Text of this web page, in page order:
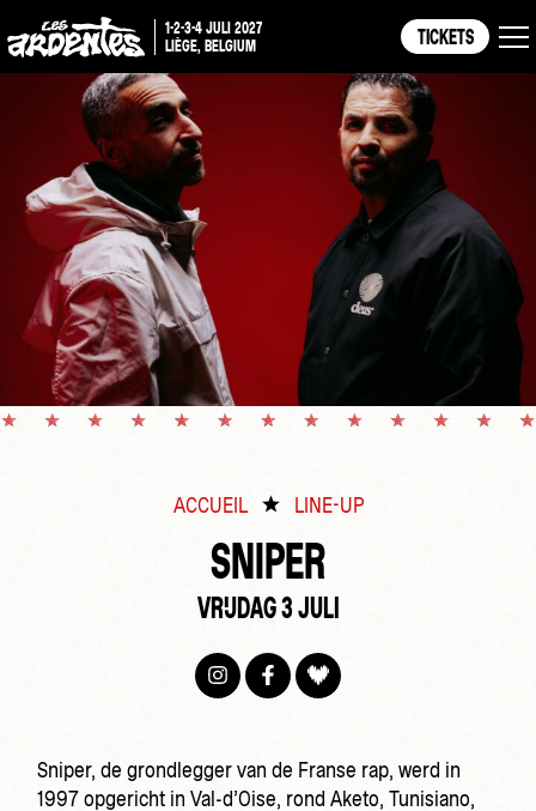
1-2-3-4 JULI 2027
LIÈGE, BELGIUM
TICKETS
ACCUEIL LINE-UP
SNIPER
VRIJDAG 3 JULI
Sniper, de grondlegger van de Franse rap, werd in
1997 opgericht in Val-d’Oise, rond Aketo, Tunisiano,